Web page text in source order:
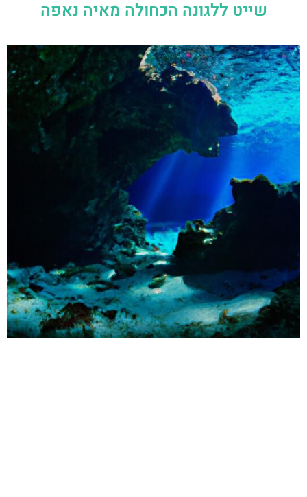
שייט ללגונה הכחולה מאיה נאפה